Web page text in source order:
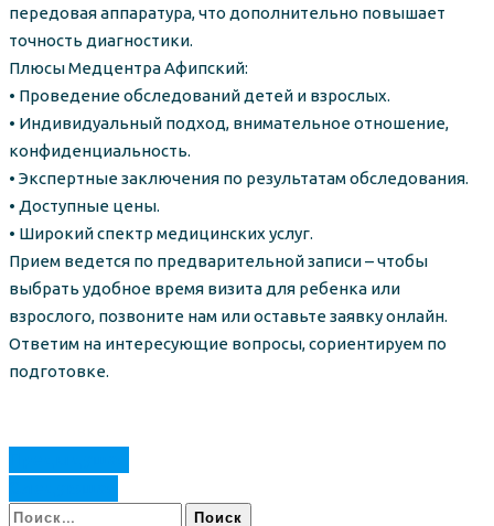
передовая аппаратура, что дополнительно повышает
точность диагностики.
Плюсы Медцентра Афипский:
• Проведение обследований детей и взрослых.
• Индивидуальный подход, внимательное отношение,
конфиденциальность.
• Экспертные заключения по результатам обследования.
• Доступные цены.
• Широкий спектр медицинских услуг.
Прием ведется по предварительной записи – чтобы
выбрать удобное время визита для ребенка или
взрослого, позвоните нам или оставьте заявку онлайн.
Ответим на интересующие вопросы, сориентируем по
подготовке.
Найти: